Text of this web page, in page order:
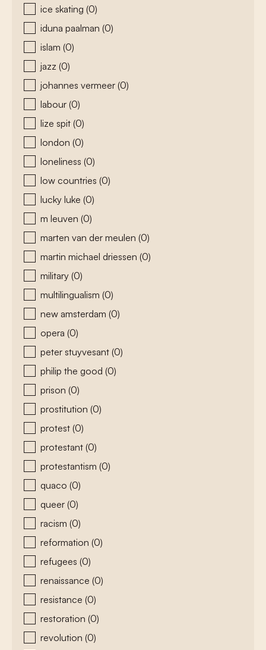
ice skating (0)
iduna paalman (0)
islam (0)
jazz (0)
johannes vermeer (0)
labour (0)
lize spit (0)
london (0)
loneliness (0)
low countries (0)
lucky luke (0)
m leuven (0)
marten van der meulen (0)
martin michael driessen (0)
military (0)
multilingualism (0)
new amsterdam (0)
opera (0)
peter stuyvesant (0)
philip the good (0)
prison (0)
prostitution (0)
protest (0)
protestant (0)
protestantism (0)
quaco (0)
queer (0)
racism (0)
reformation (0)
refugees (0)
renaissance (0)
resistance (0)
restoration (0)
revolution (0)